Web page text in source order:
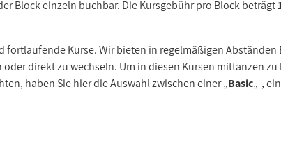
Block einzeln buchbar. Die Kursgebühr pro Block beträgt
fortlaufende Kurse. Wir bieten in regelmäßigen
direkt zu wechseln. Um in diesen Kursen mittanzen
haben Sie hier die Auswahl zwischen einer „Basic„-,